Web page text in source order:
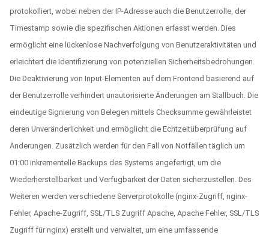
protokolliert, wobei neben der IP-Adresse auch die Benutzerrolle, der
Timestamp sowie die spezifischen Aktionen erfasst werden. Dies
ermöglicht eine lückenlose Nachverfolgung von Benutzeraktivitäten und
erleichtert die Identifizierung von potenziellen Sicherheitsbedrohungen.
Die Deaktivierung von Input-Elementen auf dem Frontend basierend auf
der Benutzerrolle verhindert unautorisierte Änderungen am Stallbuch. Die
eindeutige Signierung von Belegen mittels Checksumme gewährleistet
deren Unveränderlichkeit und ermöglicht die Echtzeitüberprüfung auf
Änderungen. Zusätzlich werden für den Fall von Notfällen täglich um
01:00 inkrementelle Backups des Systems angefertigt, um die
Wiederherstellbarkeit und Verfügbarkeit der Daten sicherzustellen. Des
Weiteren werden verschiedene Serverprotokolle (nginx-Zugriff, nginx-
Fehler, Apache-Zugriff, SSL/TLS Zugriff Apache, Apache Fehler, SSL/TLS
Zugriff für nginx) erstellt und verwaltet, um eine umfassende